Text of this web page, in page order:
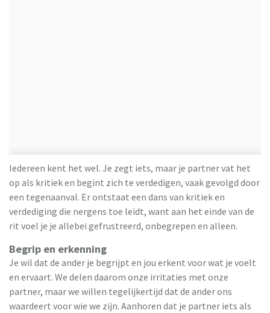
Iedereen kent het wel. Je zegt iets, maar je partner vat het
op als kritiek en begint zich te verdedigen, vaak gevolgd door
een tegenaanval. Er ontstaat een dans van kritiek en
verdediging die nergens toe leidt, want aan het einde van de
rit voel je je allebei gefrustreerd, onbegrepen en alleen.
Begrip en erkenning
Je wil dat de ander je begrijpt en jou erkent voor wat je voelt
en ervaart. We delen daarom onze irritaties met onze
partner, maar we willen tegelijkertijd dat de ander ons
waardeert voor wie we zijn. Aanhoren dat je partner iets als